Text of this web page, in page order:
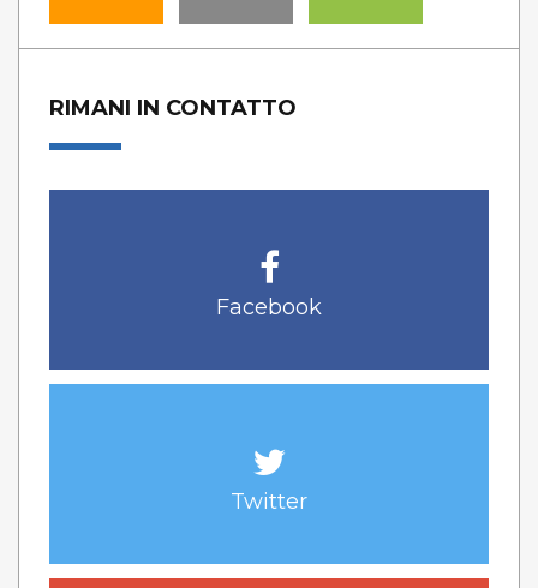
RIMANI IN CONTATTO
Facebook
Twitter